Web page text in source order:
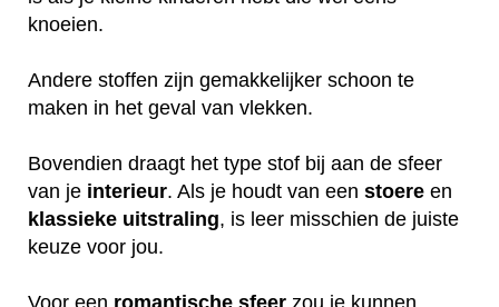
knoeien.
Andere stoffen zijn gemakkelijker schoon te
maken in het geval van vlekken.
Bovendien draagt het type stof bij aan de sfeer
van je interieur. Als je houdt van een stoere en
klassieke uitstraling, is leer misschien de juiste
keuze voor jou.
Voor een romantische sfeer zou je kunnen